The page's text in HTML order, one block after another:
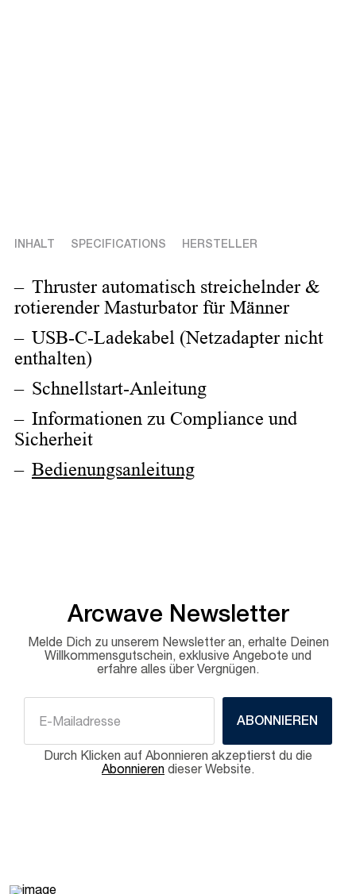
INHALT SPECIFICATIONS HERSTELLER
Thruster automatisch streichelnder &
rotierender Masturbator für Männer
USB-C-Ladekabel (Netzadapter nicht
enthalten)
Schnellstart-Anleitung
Informationen zu Compliance und
Sicherheit
Bedienungsanleitung
Arcwave Newsletter
Melde Dich zu unserem Newsletter an, erhalte Deinen
Willkommensgutschein, exklusive Angebote und
erfahre alles über Vergnügen.
ABONNIEREN
Durch Klicken auf Abonnieren akzeptierst du die
Abonnieren dieser Website.